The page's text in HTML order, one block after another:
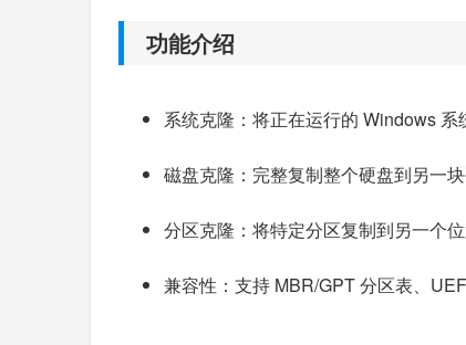
功能介绍
系统克隆：将正在运行的 Windows
磁盘克隆：完整复制整个硬盘到另一
分区克隆：将特定分区复制到另一个
兼容性：支持 MBR/GPT 分区表、